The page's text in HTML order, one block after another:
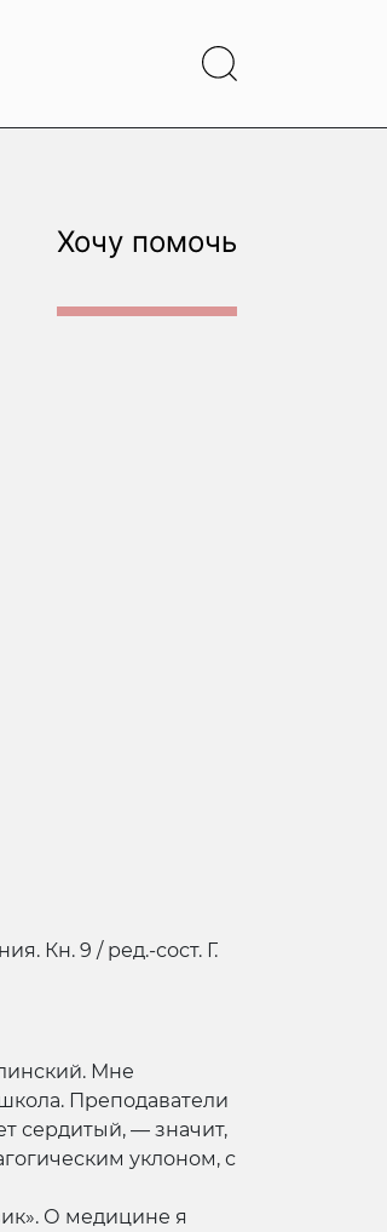
Хочу помочь
Кн. 9 / ред.-сост. Г.
Мне
Преподаватели
сердитый, — значит,
уклоном, с
О медицине я